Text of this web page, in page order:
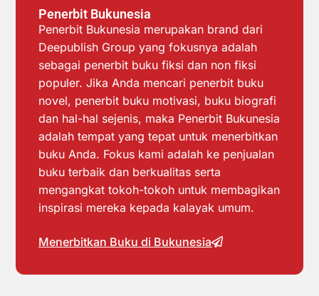
Penerbit Bukunesia
Penerbit Bukunesia merupakan brand dari
Deepublish Group yang fokusnya adalah
sebagai penerbit buku fiksi dan non fiksi
populer. Jika Anda mencari penerbit buku
novel, penerbit buku motivasi, buku biografi
dan hal-hal sejenis, maka Penerbit Bukunesia
adalah tempat yang tepat untuk menerbitkan
buku Anda. Fokus kami adalah ke penjualan
buku terbaik dan berkualitas serta
mengangkat tokoh-tokoh untuk membagikan
inspirasi mereka kepada kalayak umum.
Menerbitkan Buku di Bukunesia